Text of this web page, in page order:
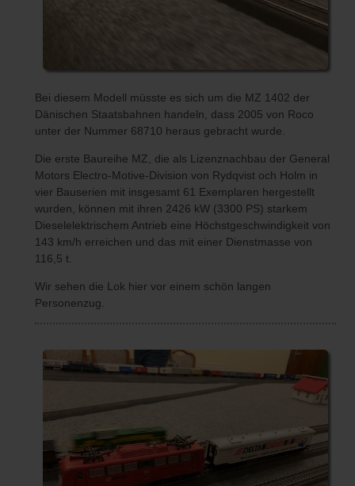
Bei diesem Modell müsste es sich um die MZ 1402 der
Dänischen Staatsbahnen handeln, dass 2005 von Roco
unter der Nummer 68710 heraus gebracht wurde.
Die erste Baureihe MZ, die als Lizenznachbau der General
Motors Electro-Motive-Division von Rydqvist och Holm in
vier Bauserien mit insgesamt 61 Exemplaren hergestellt
wurden, können mit ihren 2426 kW (3300 PS) starkem
Dieselelektrischem Antrieb eine Höchstgeschwindigkeit von
143 km/h erreichen und das mit einer Dienstmasse von
116,5 t.
Wir sehen die Lok hier vor einem schön langen
Personenzug.